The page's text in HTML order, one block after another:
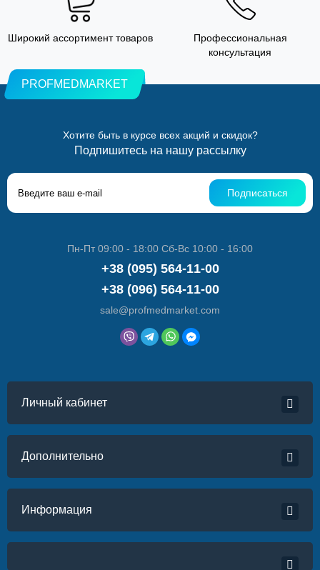
Широкий ассортимент товаров
Профессиональная
консультация
PROFMEDMARKET
Хотите быть в курсе всех акций и скидок?
Подпишитесь на нашу рассылку
Подписаться
Пн-Пт 09:00 - 18:00 Сб-Вс 10:00 - 16:00
+38 (095) 564-11-00
+38 (096) 564-11-00
sale@profmedmarket.com
Личный кабинет
Дополнительно
Информация